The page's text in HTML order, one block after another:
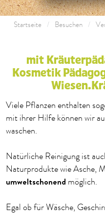
Startseite Besuchen
mit
Kosmetik
Viele Pflanzen enthalten
mit ihrer Hilfe können wir
waschen.
Natürliche Reinigung ist
Naturprodukte wie Asche,
umweltschonend möglich.
Egal ob für Wäsche,